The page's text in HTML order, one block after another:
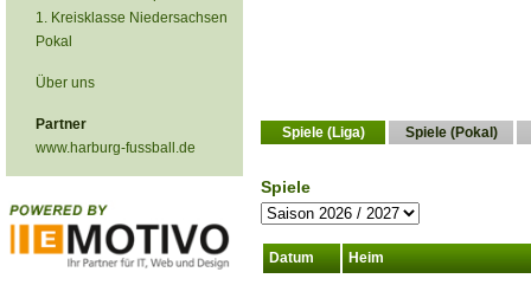
1. Kreisklasse Niedersachsen
Pokal
Über uns
Partner
www.harburg-fussball.de
Spiele (Liga) Spiele (Pokal)
Spiele
Datum Heim